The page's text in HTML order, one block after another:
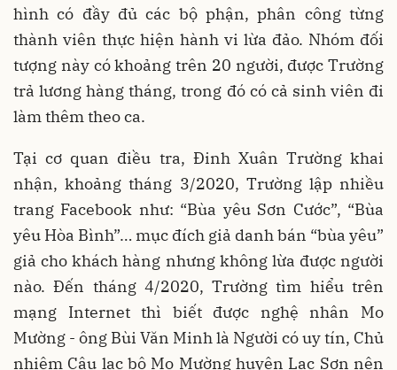
hình có đầy đủ các bộ phận, phân công từng
thành viên thực hiện hành vi lừa đảo. Nhóm đối
tượng này có khoảng trên 20 người, được Trường
trả lương hàng tháng, trong đó có cả sinh viên đi
làm thêm theo ca.
Tại cơ quan điều tra, Đinh Xuân Trường khai
nhận, khoảng tháng 3/2020, Trường lập nhiều
trang Facebook như: “Bùa yêu Sơn Cước”, “Bùa
yêu Hòa Bình”… mục đích giả danh bán “bùa yêu”
giả cho khách hàng nhưng không lừa được người
nào. Đến tháng 4/2020, Trường tìm hiểu trên
mạng Internet thì biết được nghệ nhân Mo
Mường - ông Bùi Văn Minh là Người có uy tín, Chủ
nhiệm Câu lạc bộ Mo Mường huyện Lạc Sơn nên